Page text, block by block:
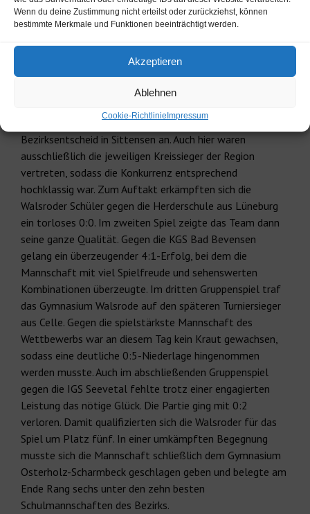
Wenn du deine Zustimmung nicht erteilst oder zurückziehst, können
bestimmte Merkmale und Funktionen beeinträchtigt werden.
Akzeptieren
Ablehnen
Cookie-Richtlinie Impressum
Kreissiegern bedeutete dies einen ausgezeichneten
Entwicklung der Mannschaft.
U13 sammelt wertvolle Erfahrungen in Sittensen
Einen Tag später trat die U13-Mannschaft beim
Bezirksentscheid in Sittensen an. Auch hier waren
ausschließlich die jeweiligen Kreissieger der Region
vertreten, sodass die Konkurrenz entsprechend
hochklassig war. Zum Auftakt erkämpften sich die
Walsroder Schüler gegen die Herderschule aus Lüneburg
ein torloses 0:0. Im zweiten Spiel zeigte das Team dann
seine ganze Qualität. Gegen die KGS Bad Bevensen
gelang ein überzeugender 4:1-Erfolg, bei dem die
Mannschaft mit viel Spielfreude und sehenswerten
Kombinationen überzeugte. Im dritten Gruppenspiel traf
das Gymnasium Walsrode auf den späteren Turniersieger
aus Celle. Gegen die spielstärkste Mannschaft des
Wettbewerbs war an diesem Tag kein Kraut gewachsen,
sodass eine deutliche 0:5-Niederlage hingenommen
werden musste. Auch im abschließenden Gruppenspiel
gegen die IGS Seevetal fehlte trotz einer engagierten
Leistung das nötige Glück. Die Partie ging mit 0:2
verloren. Damit qualifizierten sich die Walsroder für das
Spiel um Platz fünf. In einer umkämpften Begegnung
musste sich die Mannschaft schließlich dem Gymnasium
Osterholz-Scharmbeck geschlagen geben und belegte am
Ende Rang sechs unter den zehn besten
Schulmannschaften des Bezirks.